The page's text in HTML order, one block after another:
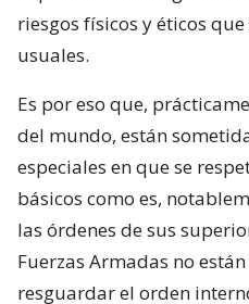
riesgos físicos y éticos
usuales.
Es por eso que,
del mundo, están
especiales en que se
básicos como es,
las órdenes de sus
Fuerzas Armadas no
resguardar el orden